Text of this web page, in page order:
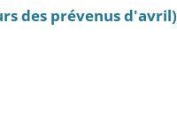
des prévenus d'avril)